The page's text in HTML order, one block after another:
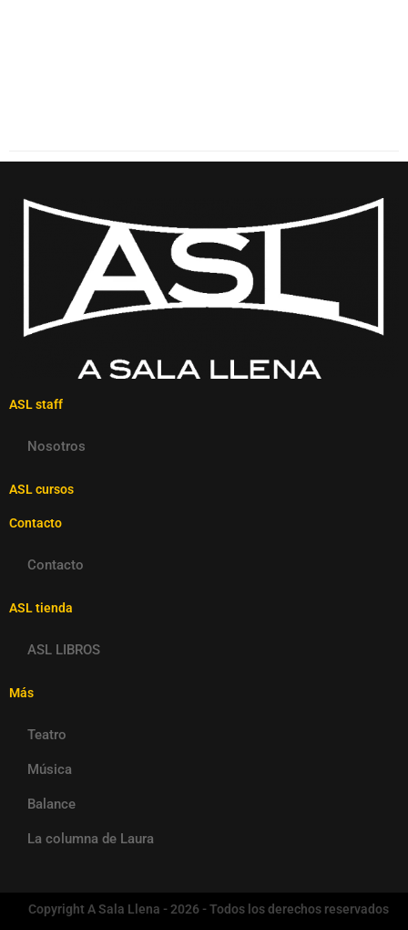
ASL staff
Nosotros
ASL cursos
Contacto
Contacto
ASL tienda
ASL LIBROS
Más
Teatro
Música
Balance
La columna de Laura
Copyright A Sala Llena - 2026 - Todos los derechos reservados